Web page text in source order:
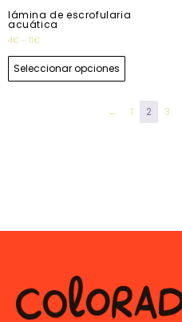
lámina de escrofularia
acuática
4€ - 11€
Seleccionar opciones
← 1 2 3